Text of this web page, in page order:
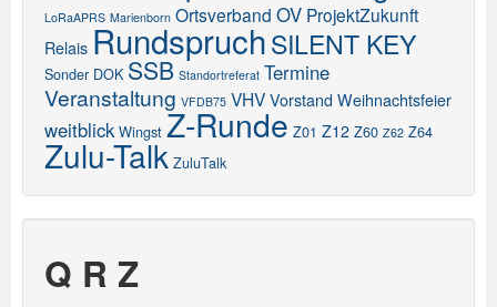
LoRaAPRS Marienborn Ortsverband OV ProjektZukunft
Relais RundspruchSILENT KEY
Sonder DOK SSB Standortreferat Termine
Veranstaltung VFDB75 VHV Vorstand Weihnachtsfeier
weitblick Wingst Z-Runde Z01 Z12 Z60 Z62 Z64
Zulu-Talk ZuluTalk
Q R Z